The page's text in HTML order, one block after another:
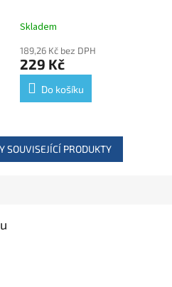
Skladem
189,26 Kč bez DPH
229 Kč
Do košíku
SOUVISEJÍCÍ PRODUKTY